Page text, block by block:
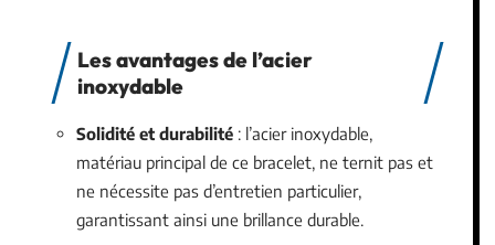
Les avantages de l’acier
inoxydable
Solidité et durabilité : l’acier inoxydable,
matériau principal de ce bracelet, ne ternit pas et
ne nécessite pas d’entretien particulier,
garantissant ainsi une brillance durable.